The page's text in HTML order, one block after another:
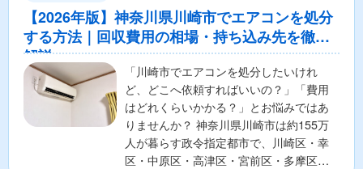
【2026年版】神奈川県川崎市でエアコンを処分
する方法｜回収費用の相場・持ち込み先を徹底
解説
「川崎市でエアコンを処分したいけれ
ど、どこへ依頼すればいいの？」「費用
はどれくらいかかる？」とお悩みではあ
りませんか？ 神奈川県川崎市は約155万
人が暮らす政令指定都市で、川崎区・幸
区・中原区・高津区・宮前区・多摩区・